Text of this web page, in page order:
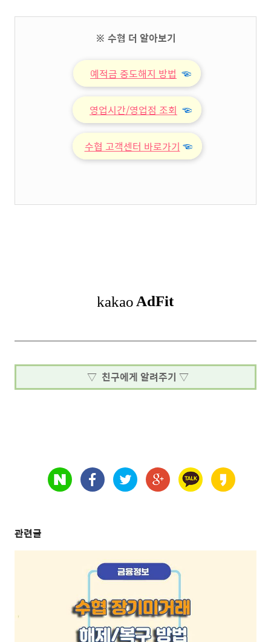
※ 수협 더 알아보기
예적금 중도해지 방법 ☜
영업시간/영업점 조회 ☜
수협 고객센터 바로가기 ☜
▽ 친구에게 알려주기 ▽
관련글